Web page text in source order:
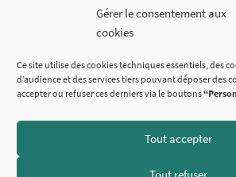
Gérer le consentement aux
cookies
Ce site utilise des cookies techniques essentiels, des
d’audience et des services tiers pouvant déposer des
accepter ou refuser ces derniers via le boutons
Tout accepter
Tout refuser
Copyright © 2026
SUIVEZ-NOUS